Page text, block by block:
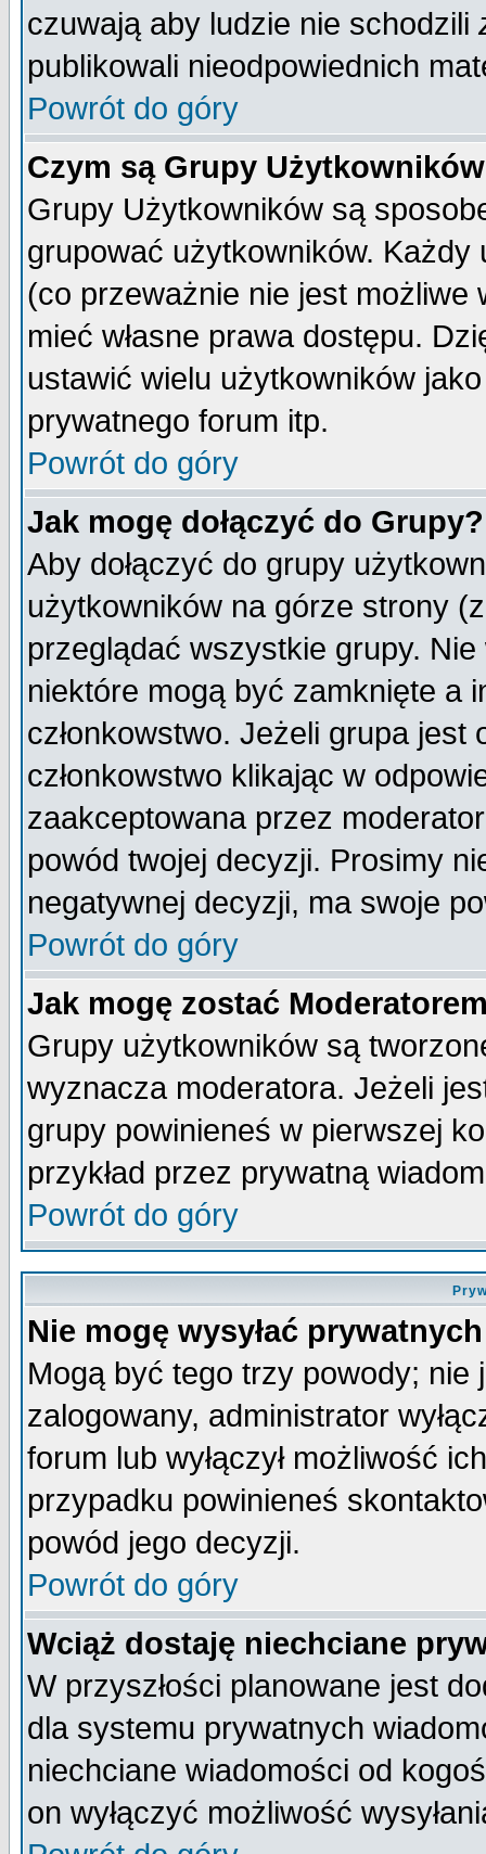
czuwają aby ludzie nie schodzili
publikowali nieodpowiednich
Powrót do góry
Czym są Grupy
Grupy Użytkowników są
grupować użytkowników.
(co przeważnie nie jest
mieć własne prawa dostępu.
ustawić wielu użytkowników
prywatnego forum itp.
Powrót do góry
Jak mogę dołączyć do Grupy?
Aby dołączyć do grupy
użytkowników na górze strony
przeglądać wszystkie grupy.
niektóre mogą być zamknięte a
członkowstwo. Jeżeli grupa
członkowstwo klikając w
zaakceptowana przez
powód twojej decyzji. Prosimy
negatywnej decyzji, ma swoje
Powrót do góry
Jak mogę zostać
Grupy użytkowników są
wyznacza moderatora. Jeżeli
grupy powinieneś w pierwszej
przykład przez prywatną
Powrót do góry
Nie mogę wysyłać
Mogą być tego trzy powody;
zalogowany, administrator
forum lub wyłączył możliwość
przypadku powinieneś
powód jego decyzji.
Powrót do góry
Wciąż dostaję niechciane
W przyszłości planowane jest
dla systemu prywatnych
niechciane wiadomości od
on wyłączyć możliwość